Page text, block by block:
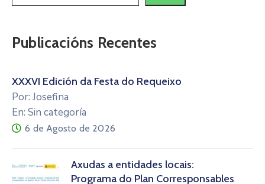
Publicacións Recentes
XXXVI Edición da Festa do Requeixo
Por: Josefina
En: Sin categoría
6 de Agosto de 2026
Axudas a entidades locais:
Programa do Plan Corresponsables